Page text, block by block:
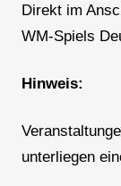
Direkt im
WM-Spiels
Hinweis:
unterliegen